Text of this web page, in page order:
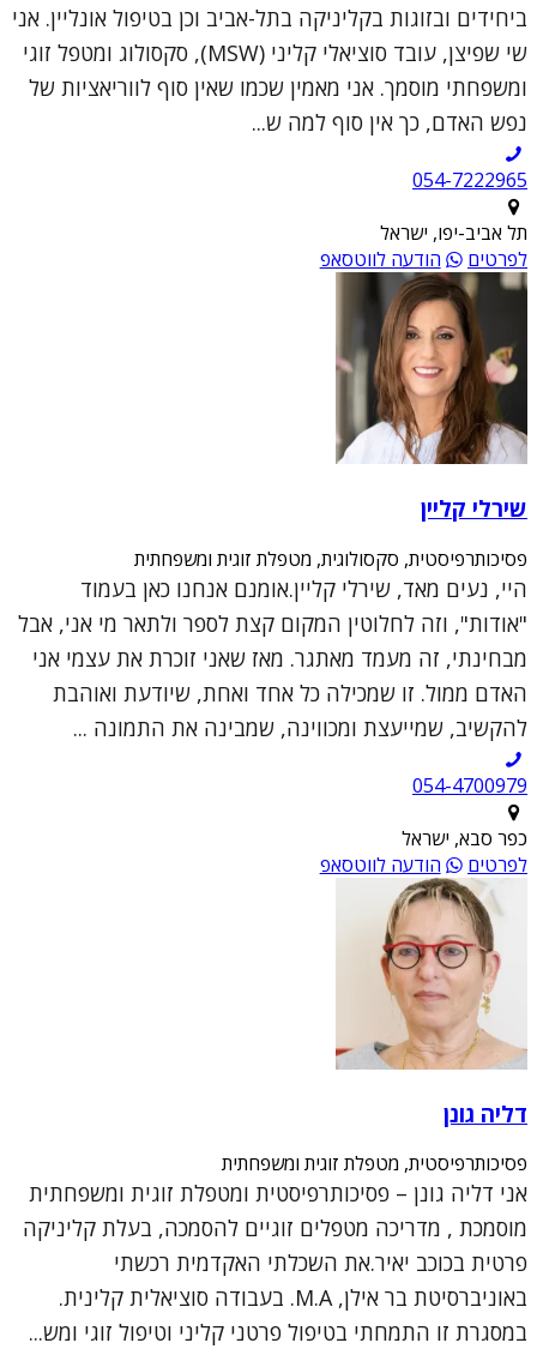
ביחידים ובזוגות בקליניקה בתל-אביב וכן בטיפול אונליין. אני
שי שפיצן, עובד סוציאלי קליני (MSW), סקסולוג ומטפל זוגי
ומשפחתי מוסמך. אני מאמין שכמו שאין סוף לווריאציות של
נפש האדם, כך אין סוף למה ש...
054-7222965
תל אביב-יפו, ישראל
לפרטים
הודעה לווטסאפ
שירלי קליין
פסיכותרפיסטית, סקסולוגית, מטפלת זוגית ומשפחתית
היי, נעים מאד, שירלי קליין.אומנם אנחנו כאן בעמוד
"אודות", וזה לחלוטין המקום קצת לספר ולתאר מי אני, אבל
מבחינתי, זה מעמד מאתגר. מאז שאני זוכרת את עצמי אני
האדם ממול. זו שמכילה כל אחד ואחת, שיודעת ואוהבת
להקשיב, שמייעצת ומכווינה, שמבינה את התמונה ...
054-4700979
כפר סבא, ישראל
לפרטים
הודעה לווטסאפ
דליה גונן
פסיכותרפיסטית, מטפלת זוגית ומשפחתית
אני דליה גונן – פסיכותרפיסטית ומטפלת זוגית ומשפחתית
מוסמכת , מדריכה מטפלים זוגיים להסמכה, בעלת קליניקה
פרטית בכוכב יאיר.את השכלתי האקדמית רכשתי
באוניברסיטת בר אילן, M.A. בעבודה סוציאלית קלינית.
במסגרת זו התמחתי בטיפול פרטני קליני וטיפול זוגי ומש...